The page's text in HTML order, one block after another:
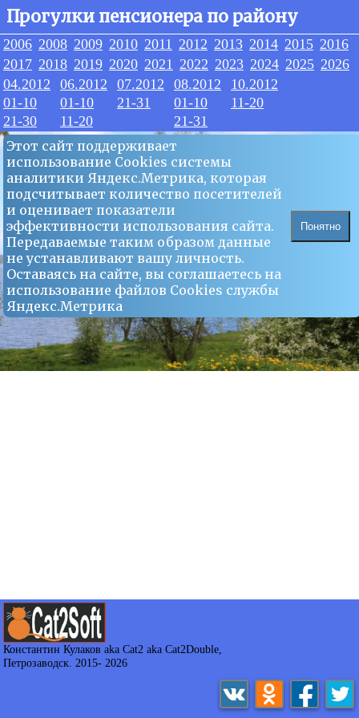
Прогулки пенсионера по району
2006 2008 2009 2010 2011 2012 2013 2014 2015 2016
2017 2018 2019 2020 2021 2022 2023 2024 2025 2026
04.2012
01-10
21-30
06.2012
01-10
11-20
07.2012
21-31
08.2012
01-10
21-31
10.2012
11-20
Этот сайт поддерживает
использование Сookies системы
аналитики Яндекс.Метрика, которая
подсчитывает количество посетителей
и оценивает показатели
эффективности использования сайта.
Передаваемые таким образом данные
не устанавливают вашу личность.
Оставаясь на сайте, вы соглашаетесь на
использование файлов Сookies службы
Яндекс.Метрика
Понятно
Константин Кулаков aka Cat2 aka Cat2Double
Петрозаводск. 2015- 2026